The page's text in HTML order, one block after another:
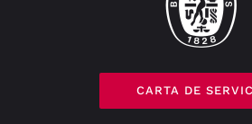
CARTA DE